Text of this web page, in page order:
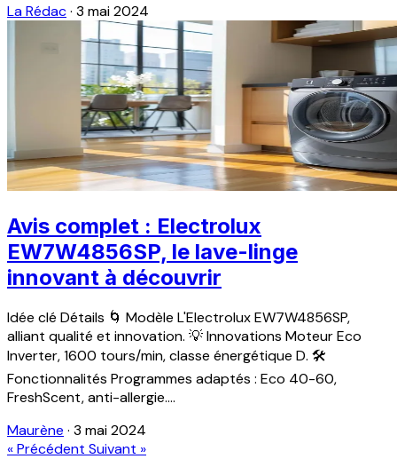
La Rédac· 3 mai 2024
Avis complet : Electrolux
EW7W4856SP, le lave-linge
innovant à découvrir
Idée clé Détails 🌀 Modèle L'Electrolux EW7W4856SP,
alliant qualité et innovation. 💡 Innovations Moteur Eco
Inverter, 1600 tours/min, classe énergétique D. 🛠️
Fonctionnalités Programmes adaptés : Eco 40-60,
FreshScent, anti-allergie....
Maurène · 3 mai 2024
« Précédent Suivant »